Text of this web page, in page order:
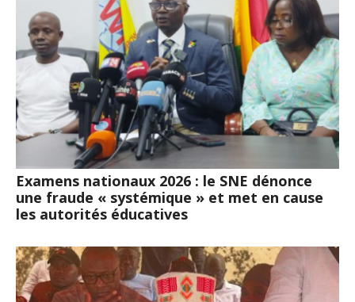
Examens nationaux 2026 : le SNE dénonce
une fraude « systémique » et met en cause
les autorités éducatives